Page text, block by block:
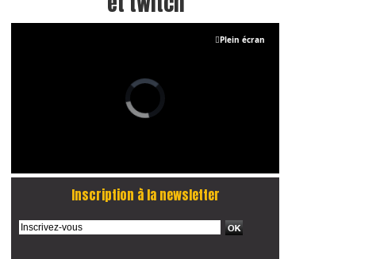
Plein écran
Inscription à la newsletter